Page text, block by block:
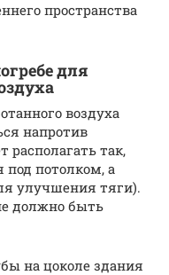
пространства
для
воздуха
напротив
располагать так,
потолком, а
улучшения тяги).
должно быть
на цоколе здания